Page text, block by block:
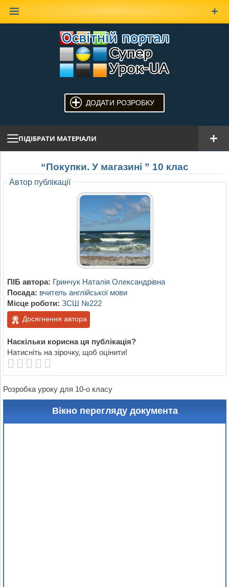
ДОДАТИ РОЗРОБКУ
ПІДІБРАТИ МАТЕРІАЛИ
“Покупки. У магазині ” 10 клас
Автор публікації
ПІБ автора: Гринчук Наталія Олександрівна
Посада: вчитель англійської мови
Місце роботи: ЗСШ №222
Досягнення автора
Наскільки корисна ця публікація?
Натисніть на зірочку, щоб оцінити!
Розробка уроку для 10-о класу
Вікно перегляду документа